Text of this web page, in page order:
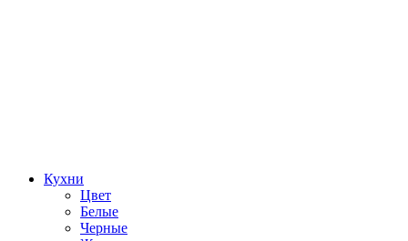
Кухни
Цвет
Белые
Черные